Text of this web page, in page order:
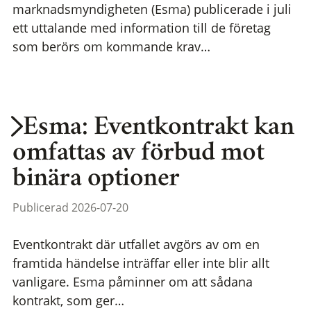
marknadsmyndigheten (Esma) publicerade i juli
ett uttalande med information till de företag
som berörs om kommande krav…
Esma: Eventkontrakt kan
omfattas av förbud mot
binära optioner
Publicerad 2026-07-20
Eventkontrakt där utfallet avgörs av om en
framtida händelse inträffar eller inte blir allt
vanligare. Esma påminner om att sådana
kontrakt, som ger…